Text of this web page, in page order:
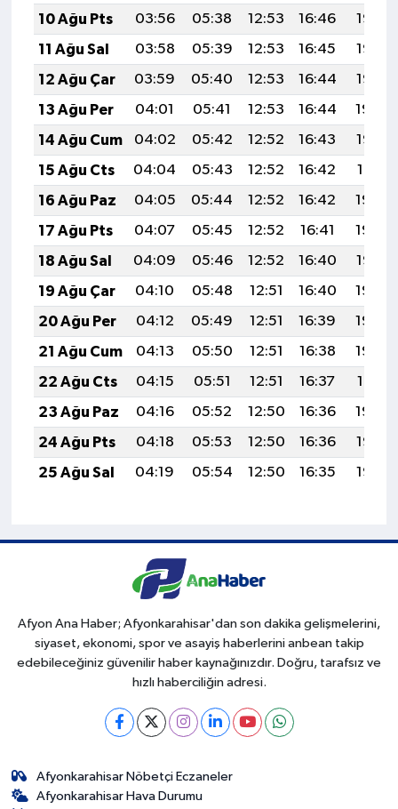
10 Ağu Pts
03:56 05:38 12:53 16:46
19:58
11 Ağu Sal
03:58 05:39 12:53 16:45
19:57
12 Ağu Çar
03:59 05:40 12:53 16:44
19:55
13 Ağu Per
04:01 05:41 12:53 16:44
19:54
14 Ağu Cum
04:02 05:42 12:52 16:43
19:53
15 Ağu Cts
04:04 05:43 12:52 16:42
19:51
16 Ağu Paz
04:05 05:44 12:52 16:42
19:50
17 Ağu Pts
04:07 05:45 12:52 16:41
19:48
18 Ağu Sal
04:09 05:46 12:52 16:40
19:47
19 Ağu Çar
04:10 05:48 12:51 16:40
19:45
20 Ağu Per
04:12 05:49 12:51 16:39
19:44
21 Ağu Cum
04:13 05:50 12:51 16:38
19:42
22 Ağu Cts
04:15 05:51 12:51 16:37
19:41
23 Ağu Paz
04:16 05:52 12:50 16:36
19:39
24 Ağu Pts
04:18 05:53 12:50 16:36
19:38
25 Ağu Sal
04:19 05:54 12:50 16:35 19:36
Afyon Ana Haber; Afyonkarahisar'dan son dakika gelişmelerini,
siyaset, ekonomi, spor ve asayiş haberlerini anbean takip
edebileceğiniz güvenilir haber kaynağınızdır. Doğru, tarafsız ve
hızlı haberciliğin adresi.
Afyonkarahisar Nöbetçi Eczaneler
Afyonkarahisar Hava Durumu